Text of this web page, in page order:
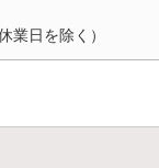
業日を除く）